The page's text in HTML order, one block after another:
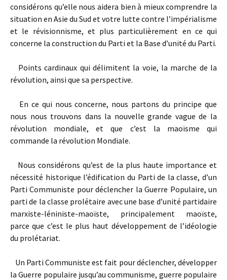
considérons qu’elle nous aidera bien à mieux comprendre la
situation en Asie du Sud et votre lutte contre l’impérialisme
et le révisionnisme, et plus particulièrement en ce qui
concerne la construction du Parti et la Base d’unité du Parti.
Points cardinaux qui délimitent la voie, la marche de la
révolution, ainsi que sa perspective.
En ce qui nous concerne, nous partons du principe que
nous nous trouvons dans la nouvelle grande vague de la
révolution mondiale, et que c’est la maoïsme qui
commande la révolution Mondiale.
Nous considérons qu’est de la plus haute importance et
nécessité historique l’édification du Parti de la classe, d’un
Parti Communiste pour déclencher la Guerre Populaire, un
parti de la classe prolétaire avec une base d’unité partidaire
marxiste-léniniste-maoïste, principalement maoïste,
parce que c’est le plus haut développement de l’idéologie
du prolétariat.
Un Parti Communiste est fait pour déclencher, développer
la Guerre populaire jusqu’au communisme, guerre populaire